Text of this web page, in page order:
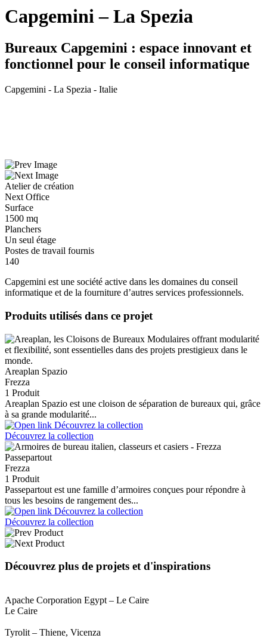
Capgemini – La Spezia
Bureaux Capgemini : espace innovant et
fonctionnel pour le conseil informatique
Capgemini - La Spezia - Italie
Atelier de création
Next Office
Surface
1500 mq
Planchers
Un seul étage
Postes de travail fournis
140
Capgemini est une société active dans les domaines du conseil
informatique et de la fourniture d’autres services professionnels.
Produits utilisés dans ce projet
Areaplan Spazio
Frezza
1 Produit
Areaplan Spazio est une cloison de séparation de bureaux qui, grâce
à sa grande modularité...
Découvrez la collection
Passepartout
Frezza
1 Produit
Passepartout est une famille d’armoires conçues pour répondre à
tous les besoins de rangement des...
Découvrez la collection
Découvrez plus de projets et d'inspirations
Apache Corporation Egypt – Le Caire
Le Caire
Tyrolit – Thiene, Vicenza